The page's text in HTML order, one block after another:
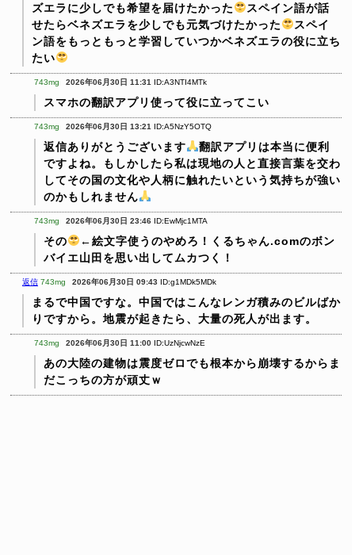
ズエラに少しでも希望を届けたかった
スペイン語が話
せたらベネズエラを少しでも元気づけたかった
スペイ
ン語をもっともっと学習していつかベネズエラの役に立ち
たい
743mg 2026年06月30日 11:31 ID:A3NTI4MTk
スマホの翻訳アプリ使って役に立ってこい
743mg 2026年06月30日 13:21 ID:A5NzY5OTQ
返信ありがとうございます
翻訳アプリは本当に便利
ですよね。もしかしたら私は現地の人と直接言葉を交わ
してその国の文化や人柄に触れたいという気持ちが強い
のかもしれません
743mg 2026年06月30日 23:46 ID:EwMjc1MTA
その
←絵文字使うのやめろ！くるちゃん.comのボン
バイエ山田を思い出してムカつく！
返信 743mg 2026年06月30日 09:43 ID:g1MDk5MDk
まるで中国ですな。中国ではこんなレンガ積みのビルばか
りですから。地震が起きたら、大量の死人が出ます。
743mg 2026年06月30日 11:00 ID:UzNjcwNzE
あの大陸の建物は震度ゼロでも根本から崩壊するからま
だこっちの方が頑丈ｗ